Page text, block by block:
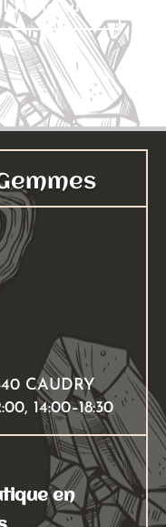
Lire la suite
CAUDRY
14:00–18:30
en